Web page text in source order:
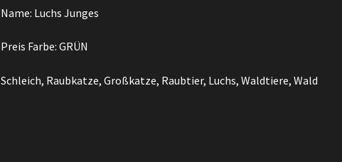
Name: Luchs Junges
Preis Farbe: GRÜN
Schleich, Raubkatze, Großkatze, Raubtier, Luchs, Waldtiere, Wald